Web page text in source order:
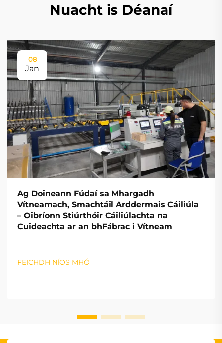
Nuacht is Déanaí
08
Jan
Ag Doineann Fúdaí sa Mhargadh
Vítneamach, Smachtáil Arddermais Cáiliúla
– Oibríonn Stiúrthóir Cáiliúlachta na
Cuideachta ar an bhFábrac i Vítneam
FEICHDH NÍOS MHÓ